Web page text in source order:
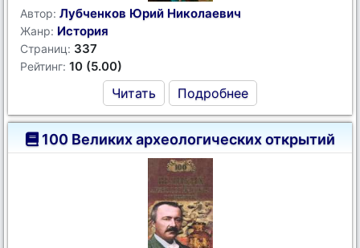
Автор: Лубченков Юрий Николаевич
Жанр: История
Страниц: 337
Рейтинг: 10 (5.00)
Читать Подробнее
100 Великих археологических открытий